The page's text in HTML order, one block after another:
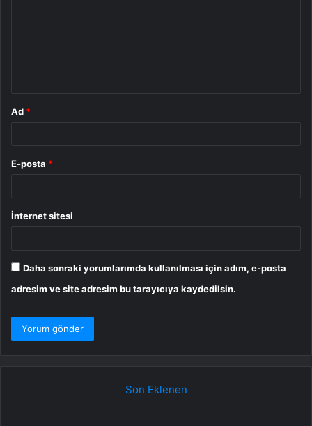
Ad *
E-posta *
İnternet sitesi
Daha sonraki yorumlarımda kullanılması için adım, e-posta
adresim ve site adresim bu tarayıcıya kaydedilsin.
Son Eklenen